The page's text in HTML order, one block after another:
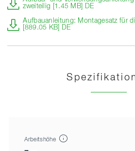
zweiteilig [1.45 MB] DE
Aufbauanleitung: Montagesatz für
[889.05 KB] DE
Arbeitshöhe